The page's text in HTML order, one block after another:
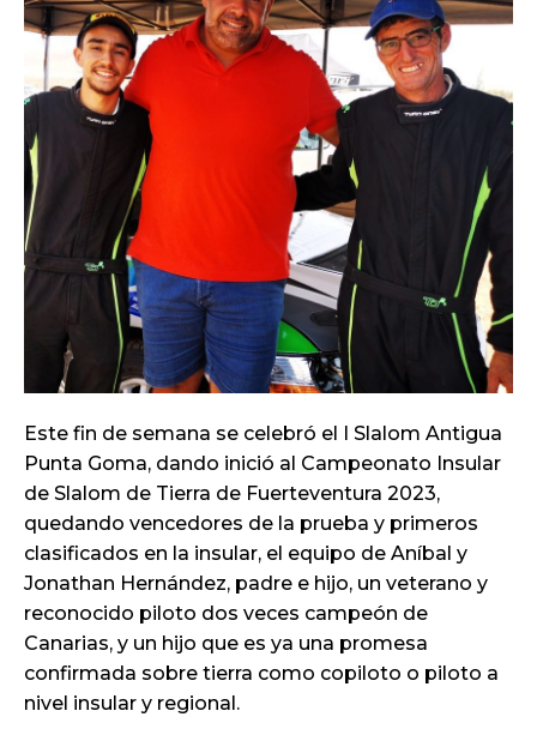
Este fin de semana se celebró el I Slalom Antigua
Punta Goma, dando inició al Campeonato Insular
de Slalom de Tierra de Fuerteventura 2023,
quedando vencedores de la prueba y primeros
clasificados en la insular, el equipo de Aníbal y
Jonathan Hernández, padre e hijo, un veterano y
reconocido piloto dos veces campeón de
Canarias, y un hijo que es ya una promesa
confirmada sobre tierra como copiloto o piloto a
nivel insular y regional.